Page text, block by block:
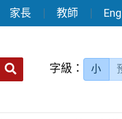
家長 教師
送出 字級： 小